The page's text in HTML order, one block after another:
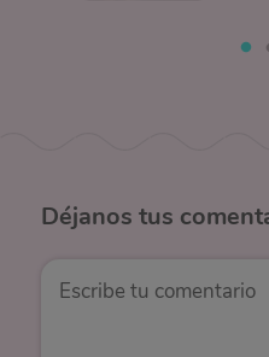
Déjanos tus